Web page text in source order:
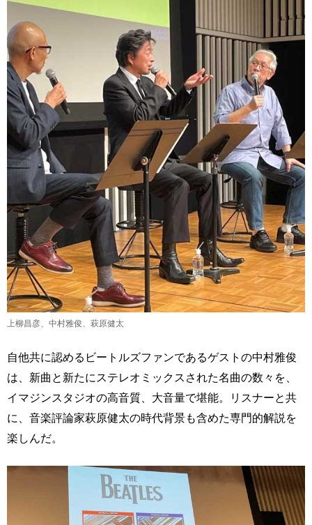
上柳昌彦、中村雅俊、萩原健太
自他共に認めるビートルズファンであるゲストの中村雅俊
は、新曲と新たにステレオミックスされた名曲の数々を、
イマジンスタジオの高音質、大音量で堪能。リスナーと共
に、音楽評論家萩原健太の時代背景も含めた専門的解説を
楽しんだ。